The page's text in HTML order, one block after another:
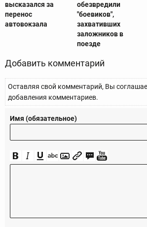
высказался за
перенос
автовокзала
обезвредили
"боевиков",
захвативших
заложников в
поезде
Добавить комментарий
Оставляя свой комментарий, Вы
добавления комментариев.
Имя (обязательное)